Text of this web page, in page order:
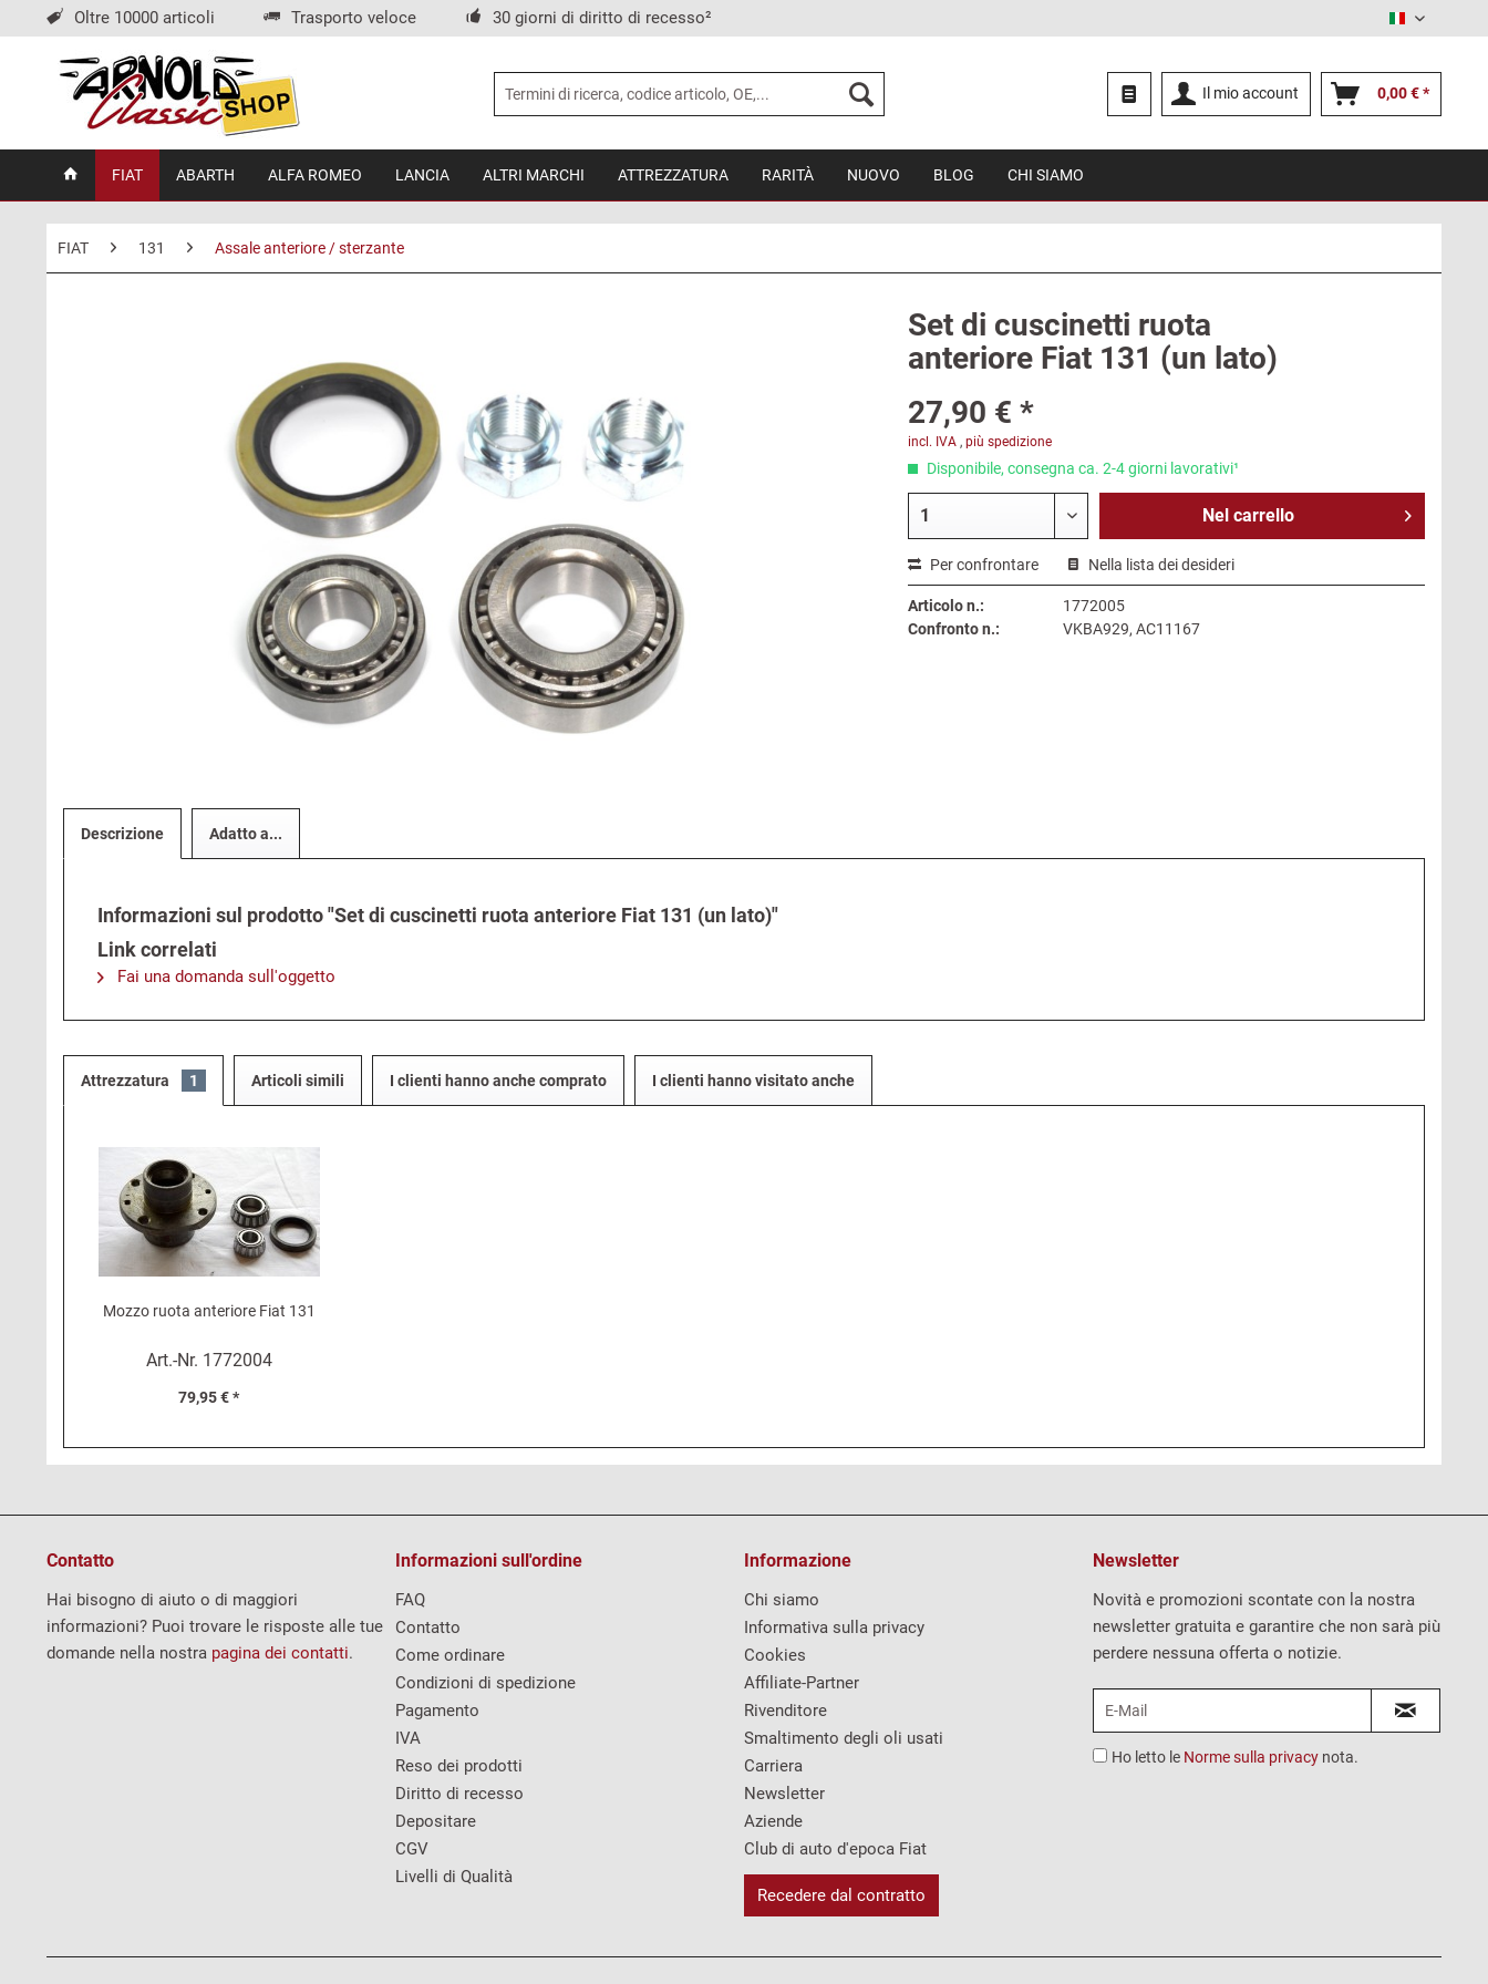
Oltre 10000 articoli Trasporto veloce 30 giorni di diritto di recesso² Italiano
Il mio account 0,00 € *
FIAT ABARTH ALFA ROMEO LANCIA ALTRI MARCHI ATTREZZATURA RARITÀ NUOVO BLOG CHI SIAMO
FIAT 131 Assale anteriore / sterzante
Set di cuscinetti ruota
anteriore Fiat 131 (un lato)
27,90 € *
incl. IVA, più spedizione
Disponibile, consegna ca. 2-4 giorni lavorativi¹
Nel carrello
Per confrontare Nella lista dei desideri
Articolo n.:
1772005
Confronto n.:
VKBA929, AC11167
Descrizione Adatto a...
Informazioni sul prodotto "Set di cuscinetti ruota anteriore Fiat 131 (un lato)"
Link correlati
Fai una domanda sull'oggetto
Attrezzatura 1 Articoli simili I clienti hanno anche comprato I clienti hanno visitato anche
Mozzo ruota anteriore Fiat 131
Art.-Nr. 1772004
79,95 € *
Contatto
Hai bisogno di aiuto o di maggiori
informazioni? Puoi trovare le risposte alle tue
domande nella nostra pagina dei contatti.
Informazioni sull'ordine
FAQ
Contatto
Come ordinare
Condizioni di spedizione
Pagamento
IVA
Reso dei prodotti
Diritto di recesso
Depositare
CGV
Livelli di Qualità
Informazione
Chi siamo
Informativa sulla privacy
Cookies
Affiliate-Partner
Rivenditore
Smaltimento degli oli usati
Carriera
Newsletter
Aziende
Club di auto d'epoca Fiat
Recedere dal contratto
Newsletter
Novità e promozioni scontate con la nostra
newsletter gratuita e garantire che non sarà più
perdere nessuna offerta o notizie.
Ho letto le Norme sulla privacy nota.